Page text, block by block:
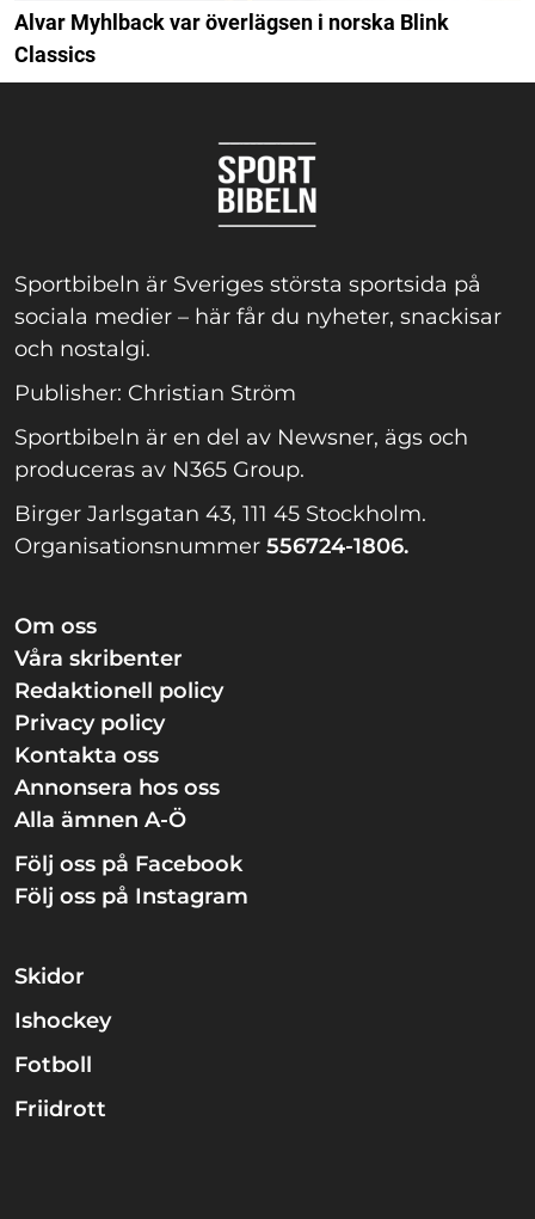
Alvar Myhlback var överlägsen i norska Blink
Classics
Sportbibeln är Sveriges största sportsida på
sociala medier – här får du nyheter, snackisar
och nostalgi.
Publisher: Christian Ström
Sportbibeln är en del av Newsner, ägs och
produceras av N365 Group.
Birger Jarlsgatan 43, 111 45 Stockholm.
Organisationsnummer 556724-1806.
Om oss
Våra skribenter
Redaktionell policy
Privacy policy
Kontakta oss
Annonsera hos oss
Alla ämnen A-Ö
Följ oss på Facebook
Följ oss på Instagram
Skidor
Ishockey
Fotboll
Friidrott